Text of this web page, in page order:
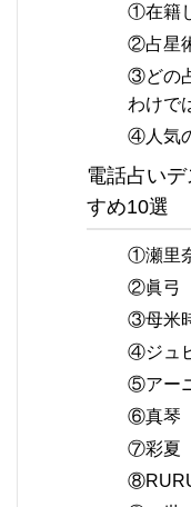
①在籍
②占星
③どの
わけで
④人気
電話占い
すめ10選
①瀬里
②眞弓
③母米
④ジュ
⑤アー
⑥真琴
⑦彩夏